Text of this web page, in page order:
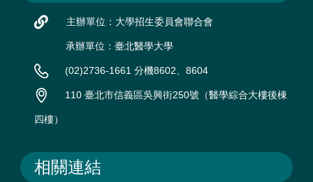
主辦單位：大學招生委員會聯合會
承辦單位：臺北醫學大學
(02)2736-1661 分機8602、8604
110 臺北市信義區吳興街250號（醫學綜合大樓後棟
四樓）
相關連結